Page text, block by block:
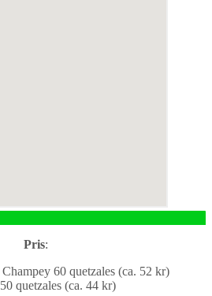
Pris:
60 quetzales (ca. 52 kr)
quetzales (ca. 44 kr)